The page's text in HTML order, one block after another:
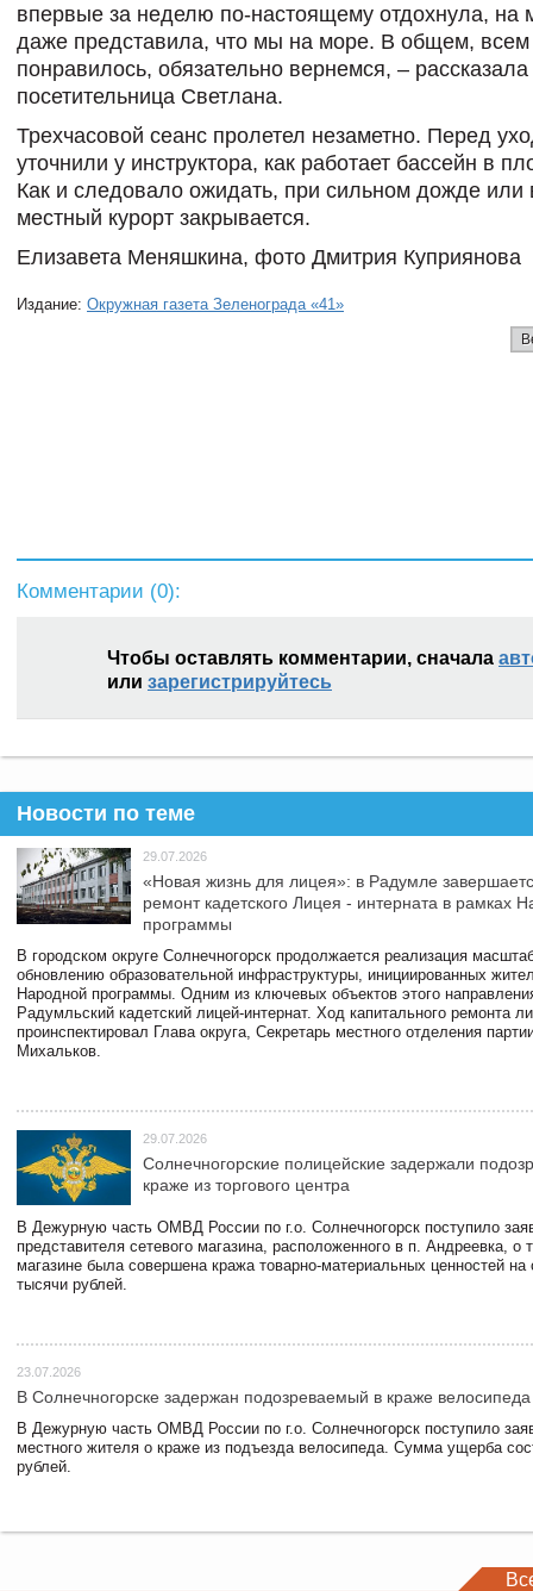
впервые за неделю по-настоящему отдохнула, на
даже представила, что мы на море. В общем, всем
понравилось, обязательно вернемся, – рассказала
посетительница Светлана.
Трехчасовой сеанс пролетел незаметно. Перед
уточнили у инструктора, как работает бассейн в
Как и следовало ожидать, при сильном дожде или
местный курорт закрывается.
Елизавета Меняшкина, фото Дмитрия Куприянова
Издание: Окружная газета Зеленограда «41»
Комментарии (0):
Чтобы оставлять комментарии, сначала
или зарегистрируйтесь
Новости по теме
29.07.2026
«Новая жизнь для лицея»: в Радумле
ремонт кадетского Лицея - интерната в рамках
программы
В городском округе Солнечногорск продолжается реализация
обновлению образовательной инфраструктуры, инициированных
Народной программы. Одним из ключевых объектов этого
Радумльский кадетский лицей-интернат. Ход капитального ремонта
проинспектировал Глава округа, Секретарь местного отделения
Михальков.
29.07.2026
Солнечногорские полицейские задержали
краже из торгового центра
В Дежурную часть ОМВД России по г.о. Солнечногорск поступило
представителя сетевого магазина, расположенного в п. Андреевка, о
магазине была совершена кража товарно-материальных ценностей
тысячи рублей.
23.07.2026
В Солнечногорске задержан подозреваемый в краже велосипеда
В Дежурную часть ОМВД России по г.о. Солнечногорск поступило
местного жителя о краже из подъезда велосипеда. Сумма ущерба
рублей.